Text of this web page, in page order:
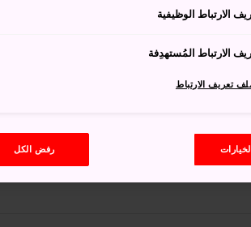
عرض على خرائط غوغل (Google Maps)
الارتباط الوظيفية
الارتباط المُستهدِفة
تعريف الارتباط
رفض الكل